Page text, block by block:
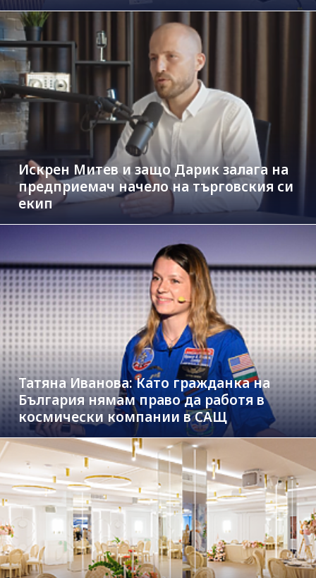
Искрен Митев и защо Дарик залага на
предприемач начело на търговския си
екип
Татяна Иванова: Като гражданка на
България нямам право да работя в
космически компании в САЩ